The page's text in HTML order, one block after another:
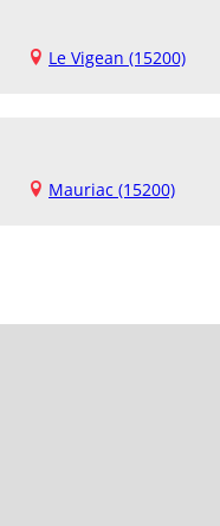
Le Vigean (15200)
Mauriac (15200)